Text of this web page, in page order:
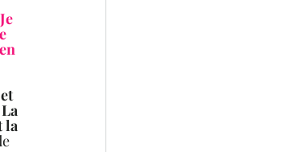
la